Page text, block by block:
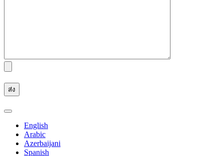
English
Arabic
Azerbaijani
Spanish